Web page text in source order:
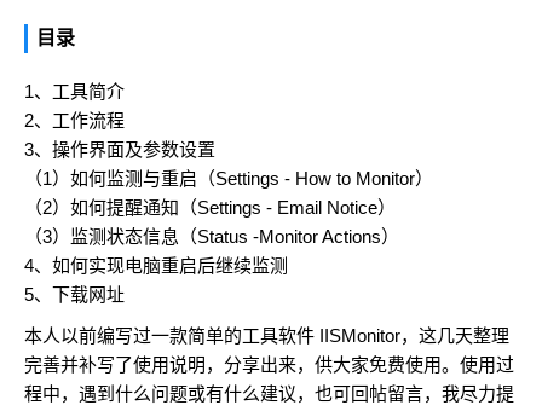
目录
1、工具简介
2、工作流程
3、操作界面及参数设置
（1）如何监测与重启（Settings - How to Monitor）
（2）如何提醒通知（Settings - Email Notice）
（3）监测状态信息（Status -Monitor Actions）
4、如何实现电脑重启后继续监测
5、下载网址
本人以前编写过一款简单的工具软件 IISMonitor，这几天整理
完善并补写了使用说明，分享出来，供大家免费使用。使用过
程中，遇到什么问题或有什么建议，也可回帖留言，我尽力提